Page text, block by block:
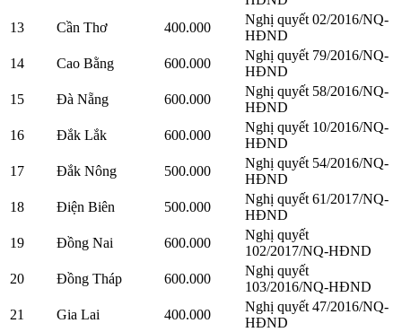
13
Cần Thơ 400.000
Nghị quyết 02/2016/NQ-
HĐND
14
Cao Bằng 600.000
Nghị quyết 79/2016/NQ-
HĐND
15
Đà Nẵng 600.000
Nghị quyết 58/2016/NQ-
HĐND
16
Đắk Lắk 600.000
Nghị quyết 10/2016/NQ-
HĐND
17
Đắk Nông 500.000
Nghị quyết 54/2016/NQ-
HĐND
18
Điện Biên 500.000
Nghị quyết 61/2017/NQ-
HĐND
19
Đồng Nai 600.000
Nghị quyết
102/2017/NQ-HĐND
20
Đồng Tháp 600.000
Nghị quyết
103/2016/NQ-HĐND
21
Gia Lai 400.000
Nghị quyết 47/2016/NQ-
HĐND